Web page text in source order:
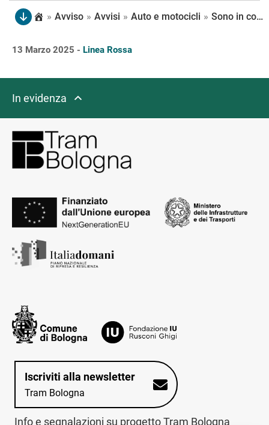
» Avviso » Avvisi » Auto e motocicli » Sono in corso le demolizioni degli spartitraffico intorno a Porta San Felice. Chiude il corsello nord di collegamento con via Saffi, mentre è obbligatorio proseguire diritto alla corsia interna del viale all’intersezione con la piazza. Obbligo di svolta a destra per i veicoli provenienti da via San Felice
13 Marzo 2025 - Linea Rossa
In evidenza
Iscriviti alla newsletter
Tram Bologna
Info e segnalazioni su progetto Tram Bologna